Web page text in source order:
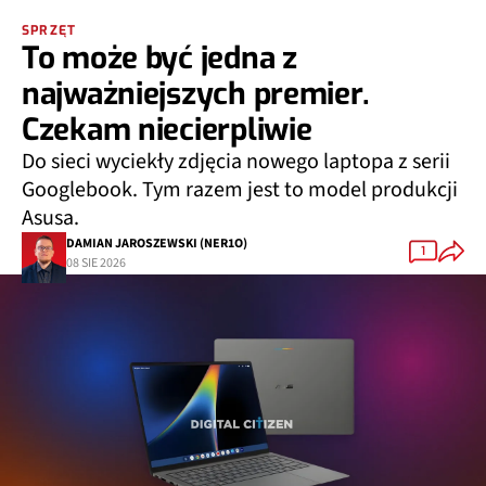
SPRZĘT
To może być jedna z
najważniejszych premier.
Czekam niecierpliwie
Do sieci wyciekły zdjęcia nowego laptopa z serii
Googlebook. Tym razem jest to model produkcji
Asusa.
DAMIAN JAROSZEWSKI (NER1O)
08 SIE 2026
1